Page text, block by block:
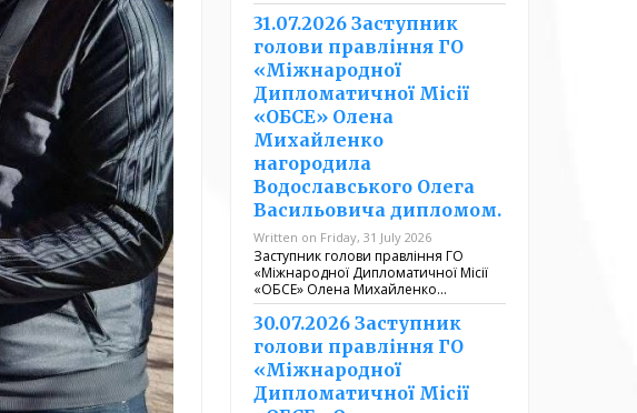
31.07.2026 Заступник
голови правління ГО
«Міжнародної
Дипломатичної Місії
«ОБСЕ» Олена
Михайленко
нагородила
Водославського Олега
Васильовича дипломом.
Written on Friday, 31 July 2026
Заступник голови правління ГО
«Міжнародної Дипломатичної Місії
«ОБСЕ» Олена Михайленко…
30.07.2026 Заступник
голови правління ГО
«Міжнародної
Дипломатичної Місії